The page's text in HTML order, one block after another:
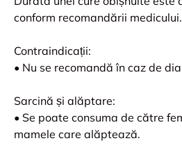
conform recomandării medicului.
Contraindicații:
• Nu se recomandă în caz de
Sarcină și alăptare:
• Se poate consuma de către
mamele care alăptează.